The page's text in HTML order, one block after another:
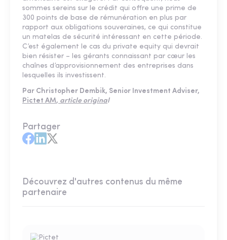
sommes sereins sur le crédit qui offre une prime de
300 points de base de rémunération en plus par
rapport aux obligations souveraines, ce qui constitue
un matelas de sécurité intéressant en cette période.
C’est également le cas du private equity qui devrait
bien résister – les gérants connaissant par cœur les
chaînes d’approvisionnement des entreprises dans
lesquelles ils investissent.
Par Christopher Dembik, Senior Investment Adviser,
Pictet AM, article original
Partager
Découvrez d'autres contenus du même
partenaire